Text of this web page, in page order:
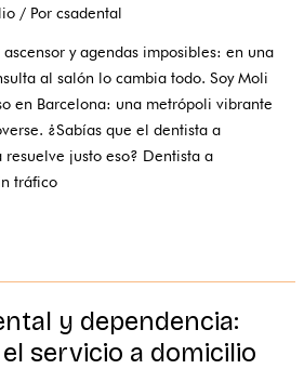
/ Porcsadental
ascensor y agendas imposibles: en una
al salón lo cambia todo. Soy Moli
en Barcelona: una metrópoli vibrante
¿Sabías que el dentista a
justo eso? Dentista a
tráfico
y dependencia:
servicio a domicilio